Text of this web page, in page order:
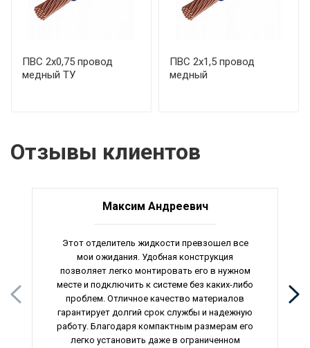
ПВС 2х0,75 провод
медный ТУ
ПВС 2х1,5 провод
медный
Отзывы клиентов
Максим Андреевич
Этот отделитель жидкости превзошел все
мои ожидания. Удобная конструкция
позволяет легко монтировать его в нужном
месте и подключить к системе без каких-либо
проблем. Отличное качество материалов
гарантирует долгий срок службы и надежную
работу. Благодаря компактным размерам его
легко установить даже в ограниченном